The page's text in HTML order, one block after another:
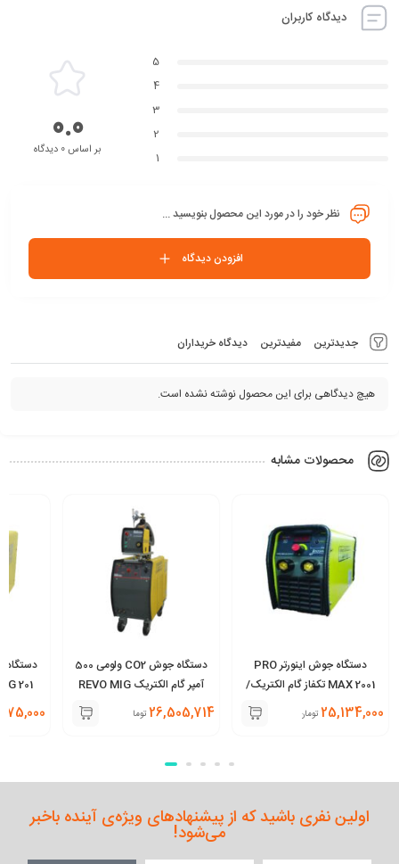
دیدگاه کاربران
جدیدترین مفیدترین دیدگاه خریداران
هیچ دیدگاهی برای این محصول نوشته نشده است.
5
4
3
2
1
0.0بر اساس 0 دیدگاه
نظر خود را در مورد این محصول بنویسید ...
افزودن دیدگاه
محصولات مشابه
دستگاه جوش اینورتر PRO
MAX 2001 تکفاز گام الکتریک/
جوشا25,134,000 تومان
دستگاه جوش CO2 ولومی 500
آمپر گام الکتریک REVO MIG
1601 SP آب خنک
26,505,714 تومان
اولین نفری باشید که از پیشنهادهای ویژه‌ی آینده باخبر
می‌شود!